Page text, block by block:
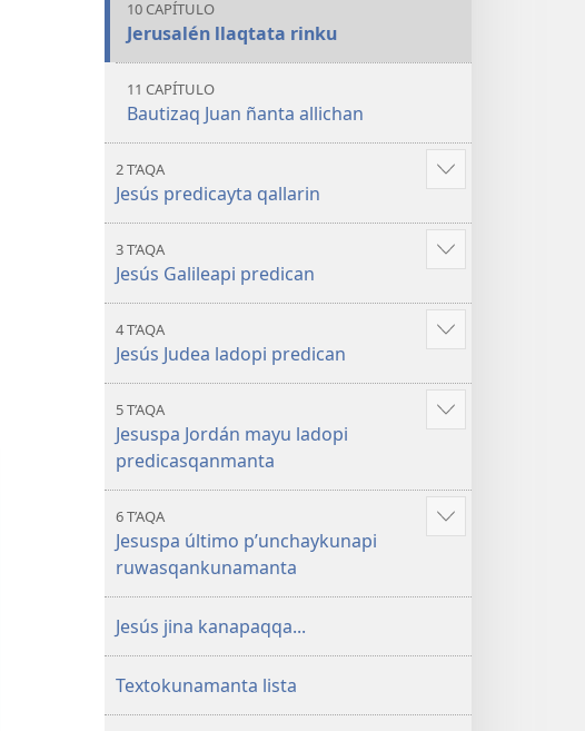
10 CAPÍTULO
Jerusalén llaqtata rinku
11 CAPÍTULO
Bautizaq Juan ñanta allichan
2 T’AQA
Jesús predicayta qallarin
Mostrar
3 T’AQA
Jesús Galileapi predican
Mostrar
4 T’AQA
Jesús Judea ladopi predican
Mostrar
5 T’AQA
Jesuspa Jordán mayu ladopi
predicasqanmanta
Mostrar
6 T’AQA
Jesuspa último p’unchaykunapi
ruwasqankunamanta
Mostrar
Jesús jina kanapaqqa...
Textokunamanta lista